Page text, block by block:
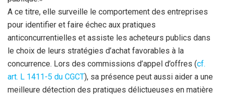
A ce titre, elle surveille le comportement des entreprises
pour identifier et faire échec aux pratiques
anticoncurrentielles et assiste les acheteurs publics dans
le choix de leurs stratégies d’achat favorables à la
concurrence. Lors des commissions d’appel d’offres (cf.
art. L 1411-5 du CGCT), sa présence peut aussi aider a une
meilleure détection des pratiques délictueuses en matière